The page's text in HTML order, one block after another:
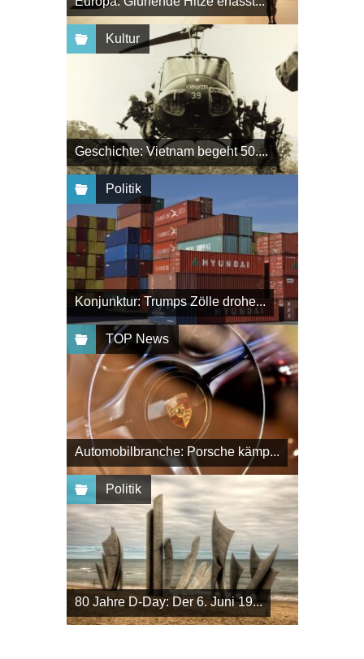
Kultur
Geschichte: Vietnam begeht 50....
Politik
Konjunktur: Trumps Zölle drohe...
TOP News
Automobilbranche: Porsche kämp...
Politik
80 Jahre D-Day: Der 6. Juni 19...